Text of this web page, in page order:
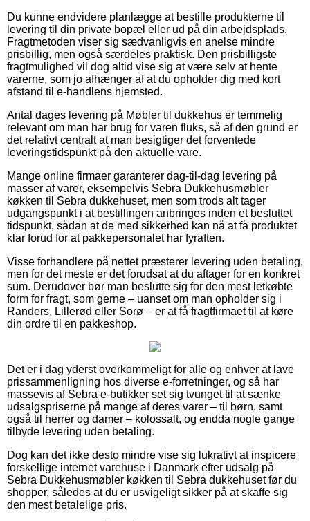
Du kunne endvidere planlægge at bestille produkterne til
levering til din private bopæl eller ud på din arbejdsplads.
Fragtmetoden viser sig sædvanligvis en anelse mindre
prisbillig, men også særdeles praktisk. Den prisbilligste
fragtmulighed vil dog altid vise sig at være selv at hente
varerne, som jo afhænger af at du opholder dig med kort
afstand til e-handlens hjemsted.
Antal dages levering på Møbler til dukkehus er temmelig
relevant om man har brug for varen fluks, så af den grund er
det relativt centralt at man besigtiger det forventede
leveringstidspunkt på den aktuelle vare.
Mange online firmaer garanterer dag-til-dag levering på
masser af varer, eksempelvis Sebra Dukkehusmøbler
køkken til Sebra dukkehuset, men som trods alt tager
udgangspunkt i at bestillingen anbringes inden et besluttet
tidspunkt, sådan at de med sikkerhed kan nå at få produktet
klar forud for at pakkepersonalet har fyraften.
Visse forhandlere på nettet præsterer levering uden betaling,
men for det meste er det forudsat at du aftager for en konkret
sum. Derudover bør man beslutte sig for den mest letkøbte
form for fragt, som gerne – uanset om man opholder sig i
Randers, Lillerød eller Sorø – er at få fragtfirmaet til at køre
din ordre til en pakkeshop.
Det er i dag yderst overkommeligt for alle og enhver at lave
prissammenligning hos diverse e-forretninger, og så har
massevis af Sebra e-butikker set sig tvunget til at sænke
udsalgspriserne på mange af deres varer – til børn, samt
også til herrer og damer – kolossalt, og endda nogle gange
tilbyde levering uden betaling.
Dog kan det ikke desto mindre vise sig lukrativt at inspicere
forskellige internet varehuse i Danmark efter udsalg på
Sebra Dukkehusmøbler køkken til Sebra dukkehuset før du
shopper, således at du er usvigeligt sikker på at skaffe sig
den mest betalelige pris.